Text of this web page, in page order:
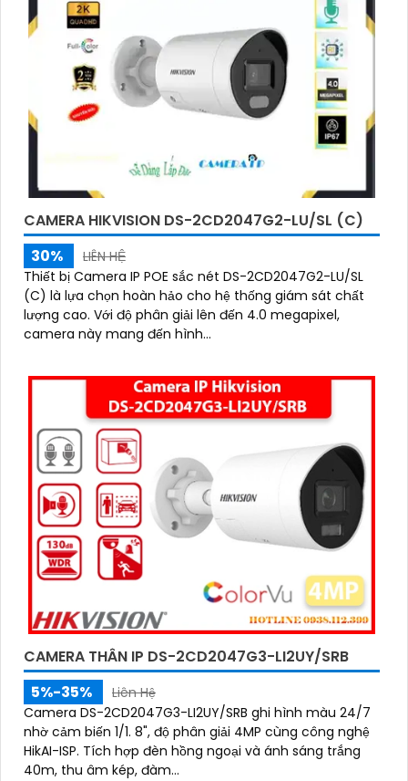
CAMERA HIKVISION DS-2CD2047G2-LU/SL (C)
30%
LIÊN HỆ
Thiết bị Camera IP POE sắc nét DS-2CD2047G2-LU/SL
(C) là lựa chọn hoàn hảo cho hệ thống giám sát chất
lượng cao. Với độ phân giải lên đến 4.0 megapixel,
camera này mang đến hình...
CAMERA THÂN IP DS-2CD2047G3-LI2UY/SRB
5%-35%
Liên Hệ
Camera DS-2CD2047G3-LI2UY/SRB ghi hình màu 24/7
nhờ cảm biến 1/1. 8", độ phân giải 4MP cùng công nghệ
HikAI-ISP. Tích hợp đèn hồng ngoại và ánh sáng trắng
40m, thu âm kép, đàm...